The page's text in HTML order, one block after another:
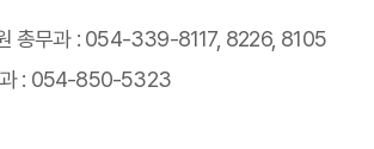
총무과 : 054-339-8117, 8226, 8105
과 : 054-850-5323